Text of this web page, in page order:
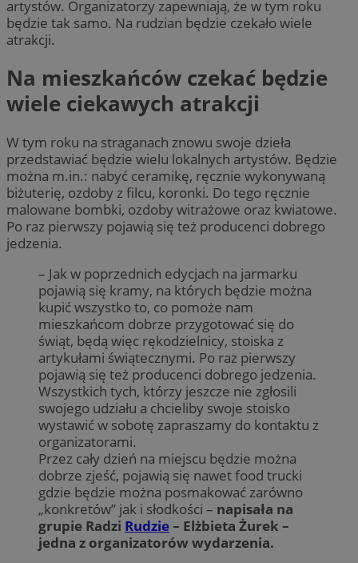
artystów. Organizatorzy zapewniają, że w tym roku
będzie tak samo. Na rudzian będzie czekało wiele
atrakcji.
Na mieszkańców czekać będzie
wiele ciekawych atrakcji
W tym roku na straganach znowu swoje dzieła
przedstawiać będzie wielu lokalnych artystów. Będzie
można m.in.: nabyć ceramikę, ręcznie wykonywaną
biżuterię, ozdoby z filcu, koronki. Do tego ręcznie
malowane bombki, ozdoby witrażowe oraz kwiatowe.
Po raz pierwszy pojawią się też producenci dobrego
jedzenia.
– Jak w poprzednich edycjach na jarmarku
pojawią się kramy, na których będzie można
kupić wszystko to, co pomoże nam
mieszkańcom dobrze przygotować się do
świąt, będą więc rękodzielnicy, stoiska z
artykułami świątecznymi. Po raz pierwszy
pojawią się też producenci dobrego jedzenia.
Wszystkich tych, którzy jeszcze nie zgłosili
swojego udziału a chcieliby swoje stoisko
wystawić w sobotę zapraszamy do kontaktu z
organizatorami.
Przez cały dzień na miejscu będzie można
dobrze zjeść, pojawią się nawet food trucki
gdzie będzie można posmakować zarówno
„konkretów” jak i słodkości – napisała na
grupie Radzi Rudzie– Elżbieta Żurek –
jedna z organizatorów wydarzenia.